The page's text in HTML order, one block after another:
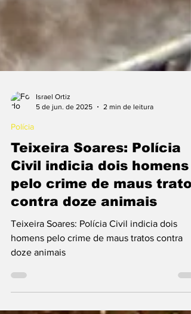
5 de jun. de 2025
2 min de leitura
Polícia
Teixeira Soares: Polícia
Civil indicia dois homens
pelo crime de maus
contra doze animais
homens pelo crime de maus tratos contra
doze animais